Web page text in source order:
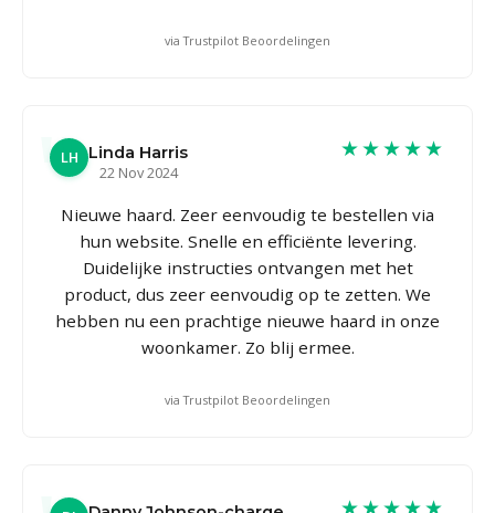
via Trustpilot Beoordelingen
LH
Linda Harris
22 Nov 2024
★★★★★
Nieuwe haard. Zeer eenvoudig te bestellen via
hun website. Snelle en efficiënte levering.
Duidelijke instructies ontvangen met het
product, dus zeer eenvoudig op te zetten. We
hebben nu een prachtige nieuwe haard in onze
woonkamer. Zo blij ermee.
via Trustpilot Beoordelingen
★★★★★